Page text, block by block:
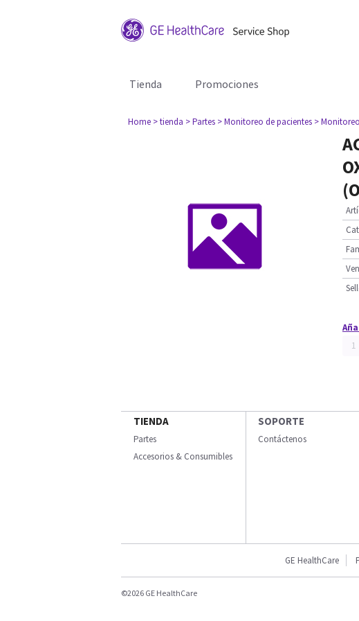
Tienda Promociones
Home > tienda > Partes > Monitoreo de pacientes >
TIENDA
Partes
Accesorios & Consumibles
SOPORTE
Contáctenos
GE HealthCare
©2026 GE HealthCare